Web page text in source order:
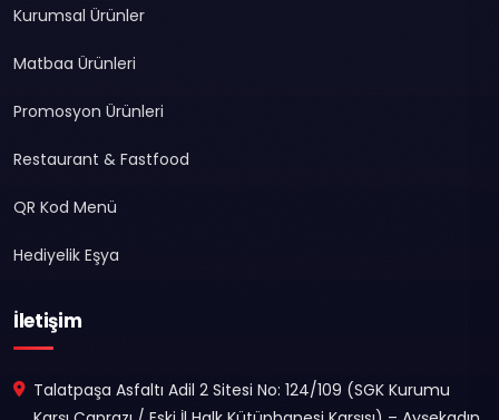
Kurumsal Ürünler
Matbaa Ürünleri
Promosyon Ürünleri
Restaurant & Fastfood
QR Kod Menü
Hediyelik Eşya
İletişim
Talatpaşa Asfaltı Adil 2 Sitesi No: 124/109 (SGK Kurumu